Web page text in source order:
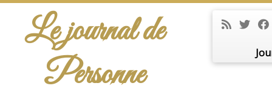
Le journal de
Personne